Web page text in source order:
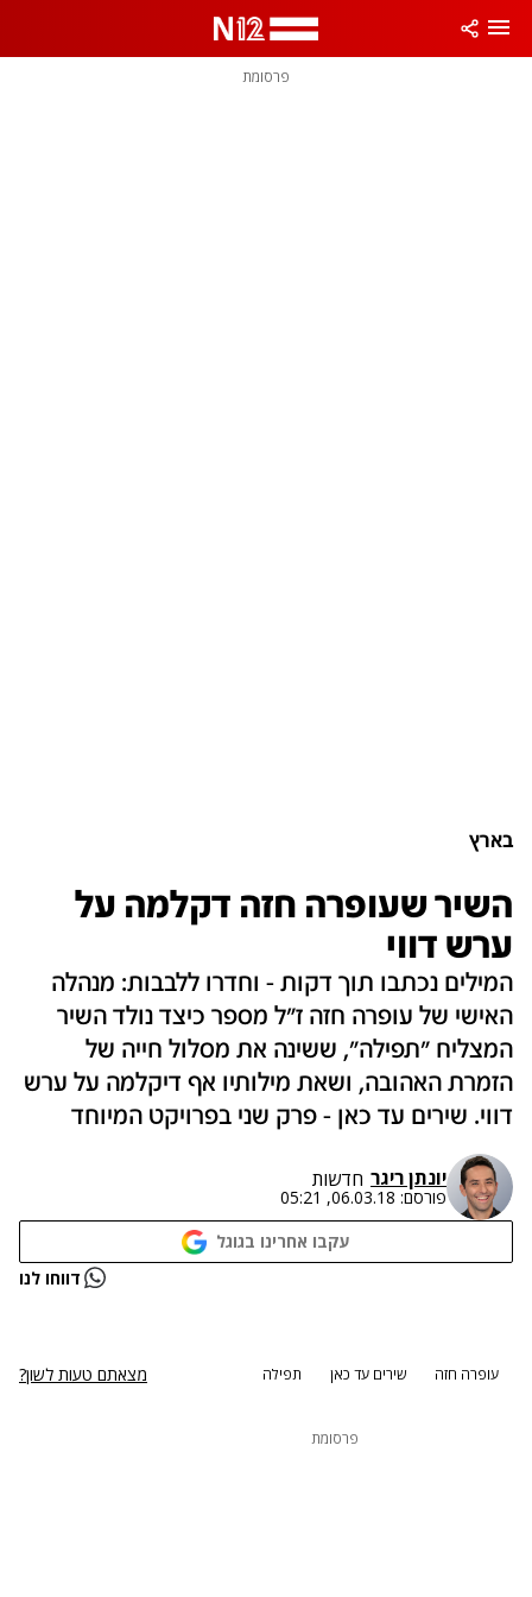
פרסומת
בארץ
השיר שעופרה חזה דקלמה על
ערש דווי
המילים נכתבו תוך דקות - וחדרו ללבבות: מנהלה
האישי של עופרה חזה ז"ל מספר כיצד נולד השיר
המצליח "תפילה", ששינה את מסלול חייה של
הזמרת האהובה, ושאת מילותיו אף דיקלמה על ערש
דווי. שירים עד כאן - פרק שני בפרויקט המיוחד
יונתן ריגר חדשות
פורסם: 06.03.18, 05:21
עקבו אחרינו בגוגל
נתקלנו בבעיה דווחו לנו
עופרה חזה שירים עד כאן תפילה מצאתם טעות לשון?
פרסומת